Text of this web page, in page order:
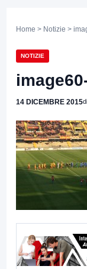
Home > Notizie >
NOTIZIE
14 DICEMBRE 2015di